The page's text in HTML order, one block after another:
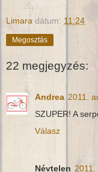
Limara dátum: 11:24
Megosztás
22 megjegyzés:
Andrea 2011.
SZUPER! A
Válasz
Névtelen 2011.